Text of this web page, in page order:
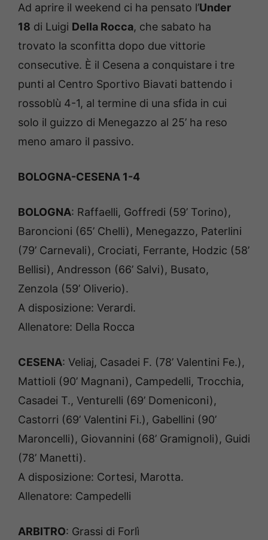
Ad aprire il weekend ci ha pensato l’Under
18 di Luigi Della Rocca, che sabato ha
trovato la sconfitta dopo due vittorie
consecutive. È il Cesena a conquistare i tre
punti al Centro Sportivo Biavati battendo i
rossoblù 4-1, al termine di una sfida in cui
solo il guizzo di Menegazzo al 25’ ha reso
meno amaro il passivo.
BOLOGNA-CESENA 1-4
BOLOGNA: Raffaelli, Goffredi (59’ Torino),
Baroncioni (65’ Chelli), Menegazzo, Paterlini
(79’ Carnevali), Crociati, Ferrante, Hodzic (58’
Bellisi), Andresson (66’ Salvi), Busato,
Zenzola (59’ Oliverio).
A disposizione: Verardi.
Allenatore: Della Rocca
CESENA: Veliaj, Casadei F. (78’ Valentini Fe.),
Mattioli (90’ Magnani), Campedelli, Trocchia,
Casadei T., Venturelli (69’ Domeniconi),
Castorri (69’ Valentini Fi.), Gabellini (90’
Maroncelli), Giovannini (68’ Gramignoli), Guidi
(78’ Manetti).
A disposizione: Cortesi, Marotta.
Allenatore: Campedelli
ARBITRO: Grassi di Forlì